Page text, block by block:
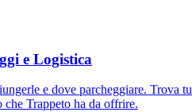
e Logistica
e dove parcheggiare. Trova
che Trappeto ha da offrire.